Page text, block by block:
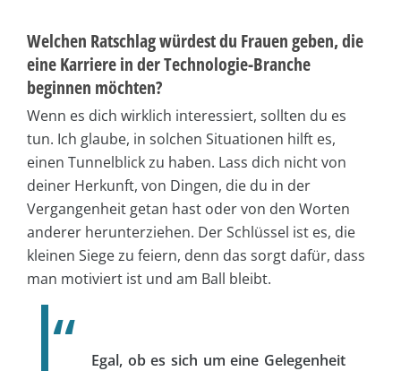
Welchen Ratschlag würdest du Frauen geben, die
eine Karriere in der Technologie-Branche
beginnen möchten?
Wenn es dich wirklich interessiert, sollten du es
tun. Ich glaube, in solchen Situationen hilft es,
einen Tunnelblick zu haben. Lass dich nicht von
deiner Herkunft, von Dingen, die du in der
Vergangenheit getan hast oder von den Worten
anderer herunterziehen. Der Schlüssel ist es, die
kleinen Siege zu feiern, denn das sorgt dafür, dass
man motiviert ist und am Ball bleibt.
Egal, ob es sich um eine Gelegenheit